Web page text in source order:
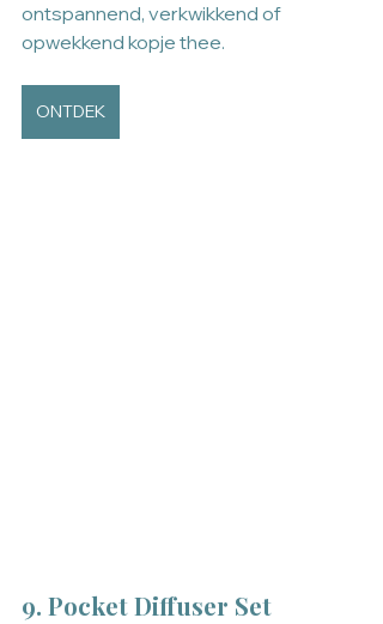
ontspannend, verkwikkend of
opwekkend kopje thee.
ONTDEK
9. Pocket Diffuser Set